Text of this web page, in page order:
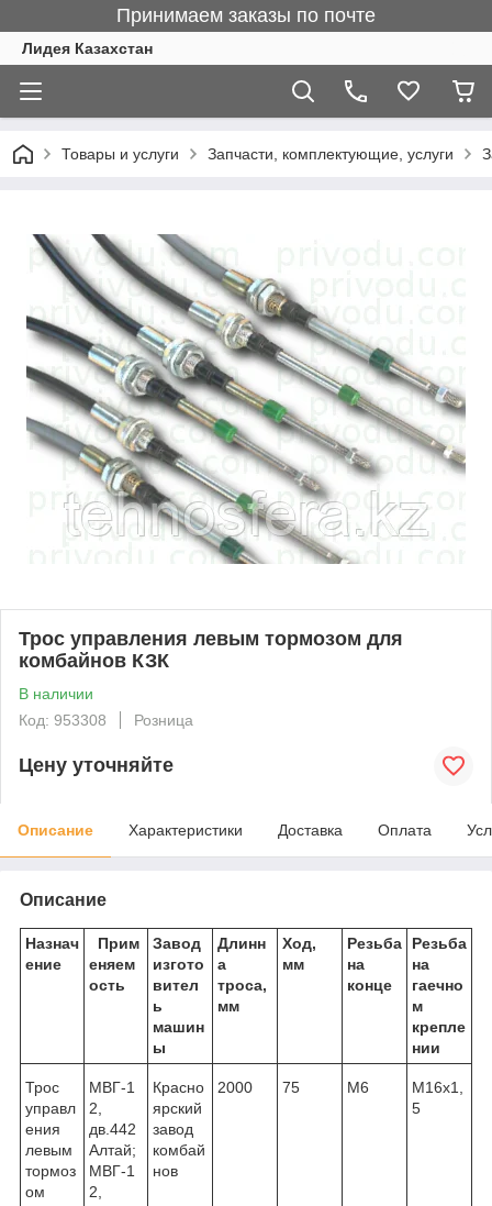
Принимаем заказы по почте
Лидея Казахстан
Товары и услуги Запчасти, комплектующие, услуги
Трос управления левым тормозом для
комбайнов КЗК
В наличии
Код: 953308
Розница
Цену уточняйте
Описание Характеристики Доставка Оплата
Описание
Назнач
ение
Прим
еняем
ость
Завод
изгото
вител
ь
машин
ы
Длинн
а
троса,
мм
Ход,
мм
Резьба
на
конце
Резьба
на
гаечно
м
крепле
нии
Трос
управл
ения
левым
тормоз
ом
МВГ-1
2,
дв.442
Алтай;
МВГ-1
2,
Красно
ярский
завод
комбай
нов
2000 75 М6
М16х1,
5